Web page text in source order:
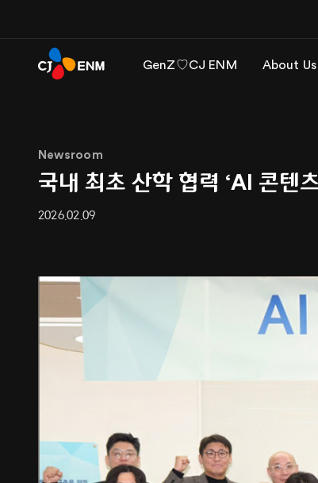
GenZ♡CJ ENM About Us
Newsroom
국내 최초 산학 협력 ‘AI 콘텐
2026.02.09